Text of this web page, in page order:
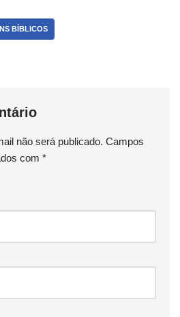
BÍBLICOS
não será publicado. Campos
com *